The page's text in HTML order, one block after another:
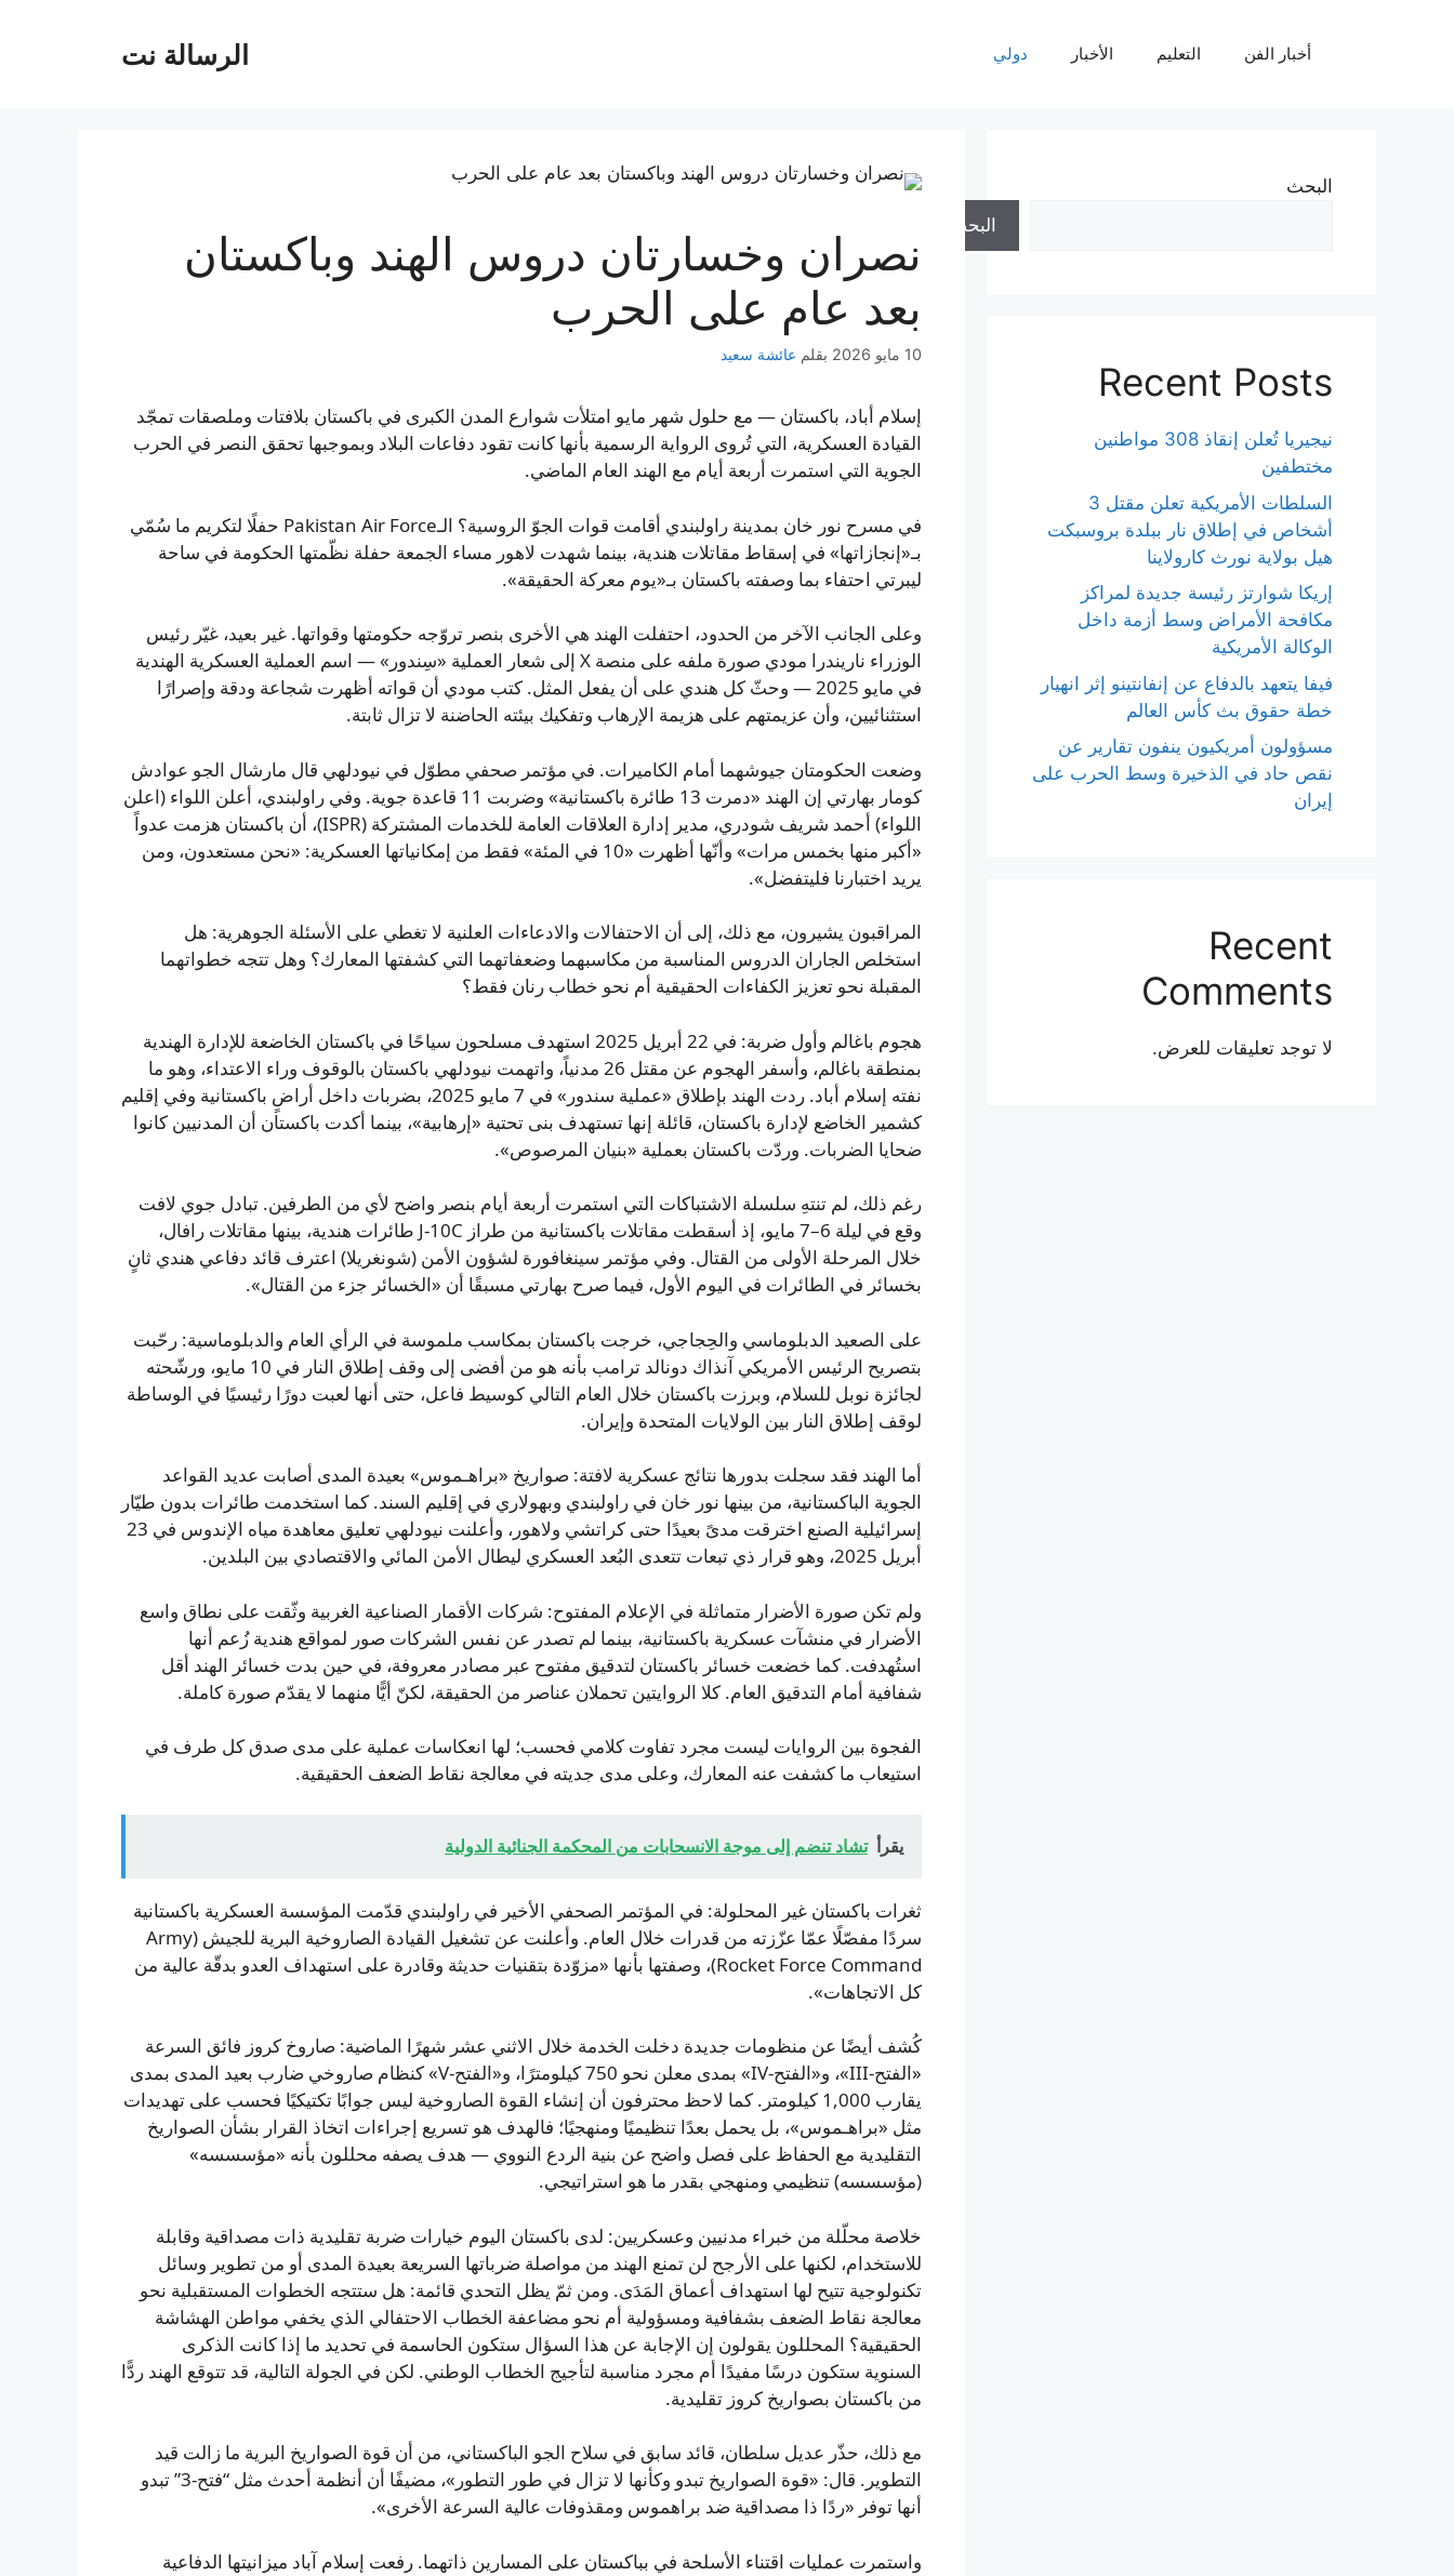
الرسالة نت أخبار الفن التعليم الأخبار دولي
نصران وخسارتان دروس الهند وباكستان
بعد عام على الحرب
10 مايو 2026 بقلم عائشة سعيد
إسلام أباد، باكستان — مع حلول شهر مايو امتلأت شوارع المدن الكبرى في باكستان بلافتات وملصقات تمجّد
القيادة العسكرية، التي تُروى الرواية الرسمية بأنها كانت تقود دفاعات البلاد وبموجبها تحقق النصر في الحرب
الجوية التي استمرت أربعة أيام مع الهند العام الماضي.
في مسرح نور خان بمدينة راولبندي أقامت قوات الجوّ الروسية؟ الـPakistan Air Force حفلًا لتكريم ما سُمّي
بـ«إنجازاتها» في إسقاط مقاتلات هندية، بينما شهدت لاهور مساء الجمعة حفلة نظّمتها الحكومة في ساحة
ليبرتي احتفاء بما وصفته باكستان بـ«يوم معركة الحقيقة».
وعلى الجانب الآخر من الحدود، احتفلت الهند هي الأخرى بنصر تروّجه حكومتها وقواتها. غير بعيد، غيّر رئيس
الوزراء ناريندرا مودي صورة ملفه على منصة X إلى شعار العملية «سِندور» — اسم العملية العسكرية الهندية
في مايو 2025 — وحثّ كل هندي على أن يفعل المثل. كتب مودي أن قواته أظهرت شجاعة ودقة وإصرارًا
استثنائيين، وأن عزيمتهم على هزيمة الإرهاب وتفكيك بيئته الحاضنة لا تزال ثابتة.
وضعت الحكومتان جيوشهما أمام الكاميرات. في مؤتمر صحفي مطوّل في نيودلهي قال مارشال الجو عوادش
كومار بهارتي إن الهند «دمرت 13 طائرة باكستانية» وضربت 11 قاعدة جوية. وفي راولبندي، أعلن اللواء (اعلن
اللواء) أحمد شريف شودري، مدير إدارة العلاقات العامة للخدمات المشتركة (ISPR)، أن باكستان هزمت عدواً
«أكبر منها بخمس مرات» وأنّها أظهرت «10 في المئة» فقط من إمكانياتها العسكرية: «نحن مستعدون، ومن
يريد اختبارنا فليتفضل».
المراقبون يشيرون، مع ذلك، إلى أن الاحتفالات والادعاءات العلنية لا تغطي على الأسئلة الجوهرية: هل
استخلص الجاران الدروس المناسبة من مكاسبهما وضعفاتهما التي كشفتها المعارك؟ وهل تتجه خطواتهما
المقبلة نحو تعزيز الكفاءات الحقيقية أم نحو خطاب رنان فقط؟
هجوم باغالم وأول ضربة: في 22 أبريل 2025 استهدف مسلحون سياحًا في باكستان الخاضعة للإدارة الهندية
بمنطقة باغالم، وأسفر الهجوم عن مقتل 26 مدنياً، واتهمت نيودلهي باكستان بالوقوف وراء الاعتداء، وهو ما
نفته إسلام أباد. ردت الهند بإطلاق «عملية سندور» في 7 مايو 2025، بضربات داخل أراضٍ باكستانية وفي إقليم
كشمير الخاضع لإدارة باكستان، قائلة إنها تستهدف بنى تحتية «إرهابية»، بينما أكدت باكستان أن المدنيين كانوا
ضحايا الضربات. وردّت باكستان بعملية «بنيان المرصوص».
رغم ذلك، لم تنتهِ سلسلة الاشتباكات التي استمرت أربعة أيام بنصر واضح لأي من الطرفين. تبادل جوي لافت
وقع في ليلة 6–7 مايو، إذ أسقطت مقاتلات باكستانية من طراز J-10C طائرات هندية، بينها مقاتلات رافال،
خلال المرحلة الأولى من القتال. وفي مؤتمر سينغافورة لشؤون الأمن (شونغريلا) اعترف قائد دفاعي هندي ثانٍ
بخسائر في الطائرات في اليوم الأول، فيما صرح بهارتي مسبقًا أن «الخسائر جزء من القتال».
على الصعيد الدبلوماسي والحِجاجي، خرجت باكستان بمكاسب ملموسة في الرأي العام والدبلوماسية: رحّبت
بتصريح الرئيس الأمريكي آنذاك دونالد ترامب بأنه هو من أفضى إلى وقف إطلاق النار في 10 مايو، ورشّحته
لجائزة نوبل للسلام، وبرزت باكستان خلال العام التالي كوسيط فاعل، حتى أنها لعبت دورًا رئيسيًا في الوساطة
لوقف إطلاق النار بين الولايات المتحدة وإيران.
أما الهند فقد سجلت بدورها نتائج عسكرية لافتة: صواريخ «براهـموس» بعيدة المدى أصابت عديد القواعد
الجوية الباكستانية، من بينها نور خان في راولبندي وبهولاري في إقليم السند. كما استخدمت طائرات بدون طيّار
إسرائيلية الصنع اخترقت مدىً بعيدًا حتى كراتشي ولاهور، وأعلنت نيودلهي تعليق معاهدة مياه الإندوس في 23
أبريل 2025، وهو قرار ذي تبعات تتعدى البُعد العسكري ليطال الأمن المائي والاقتصادي بين البلدين.
ولم تكن صورة الأضرار متماثلة في الإعلام المفتوح: شركات الأقمار الصناعية الغربية وثّقت على نطاق واسع
الأضرار في منشآت عسكرية باكستانية، بينما لم تصدر عن نفس الشركات صور لمواقع هندية زُعم أنها
استُهدفت. كما خضعت خسائر باكستان لتدقيق مفتوح عبر مصادر معروفة، في حين بدت خسائر الهند أقل
شفافية أمام التدقيق العام. كلا الروايتين تحملان عناصر من الحقيقة، لكنّ أيًّا منهما لا يقدّم صورة كاملة.
الفجوة بين الروايات ليست مجرد تفاوت كلامي فحسب؛ لها انعكاسات عملية على مدى صدق كل طرف في
استيعاب ما كشفت عنه المعارك، وعلى مدى جديته في معالجة نقاط الضعف الحقيقية.
يقرأ تشاد تنضم إلى موجة الانسحابات من المحكمة الجنائية الدولية
ثغرات باكستان غير المحلولة: في المؤتمر الصحفي الأخير في راولبندي قدّمت المؤسسة العسكرية باكستانية
سردًا مفصّلًا عمّا عزّزته من قدرات خلال العام. وأعلنت عن تشغيل القيادة الصاروخية البرية للجيش (Army
Rocket Force Command)، وصفتها بأنها «مزوّدة بتقنيات حديثة وقادرة على استهداف العدو بدقّة عالية من
كل الاتجاهات».
كُشف أيضًا عن منظومات جديدة دخلت الخدمة خلال الاثني عشر شهرًا الماضية: صاروخ كروز فائق السرعة
«الفتح-III»، و«الفتح-IV» بمدى معلن نحو 750 كيلومترًا، و«الفتح-V» كنظام صاروخي ضارب بعيد المدى بمدى
يقارب 1,000 كيلومتر. كما لاحظ محترفون أن إنشاء القوة الصاروخية ليس جوابًا تكتيكيًا فحسب على تهديدات
مثل «براهـموس»، بل يحمل بعدًا تنظيميًا ومنهجيًا؛ فالهدف هو تسريع إجراءات اتخاذ القرار بشأن الصواريخ
التقليدية مع الحفاظ على فصل واضح عن بنية الردع النووي — هدف يصفه محللون بأنه «مؤسسسه»
(مؤسسسه) تنظيمي ومنهجي بقدر ما هو استراتيجي.
خلاصة محلّلة من خبراء مدنيين وعسكريين: لدى باكستان اليوم خيارات ضربة تقليدية ذات مصداقية وقابلة
للاستخدام، لكنها على الأرجح لن تمنع الهند من مواصلة ضرباتها السريعة بعيدة المدى أو من تطوير وسائل
تكنولوجية تتيح لها استهداف أعماق المَدَى. ومن ثمّ يظل التحدي قائمة: هل ستتجه الخطوات المستقبلية نحو
معالجة نقاط الضعف بشفافية ومسؤولية أم نحو مضاعفة الخطاب الاحتفالي الذي يخفي مواطن الهشاشة
الحقيقية؟ المحللون يقولون إن الإجابة عن هذا السؤال ستكون الحاسمة في تحديد ما إذا كانت الذكرى
السنوية ستكون درسًا مفيدًا أم مجرد مناسبة لتأجيج الخطاب الوطني. لكن في الجولة التالية، قد تتوقع الهند ردًّا
من باكستان بصواريخ كروز تقليدية.
مع ذلك، حذّر عديل سلطان، قائد سابق في سلاح الجو الباكستاني، من أن قوة الصواريخ البرية ما زالت قيد
التطوير. قال: «قوة الصواريخ تبدو وكأنها لا تزال في طور التطور»، مضيفًا أن أنظمة أحدث مثل “فتح-3” تبدو
أنها توفر «ردًا ذا مصداقية ضد براهموس ومقذوفات عالية السرعة الأخرى».
واستمرت عمليات اقتناء الأسلحة في بباكستان على المسارين ذاتهما. رفعت إسلام آباد ميزانيتها الدفاعية
البحث
البحث
Recent Posts
نيجيريا تُعلن إنقاذ 308 مواطنين
مختطفين
السلطات الأمريكية تعلن مقتل 3
أشخاص في إطلاق نار ببلدة بروسبكت
هيل بولاية نورث كارولاينا
إريكا شوارتز رئيسة جديدة لمراكز
مكافحة الأمراض وسط أزمة داخل
الوكالة الأمريكية
فيفا يتعهد بالدفاع عن إنفانتينو إثر انهيار
خطة حقوق بث كأس العالم
مسؤولون أمريكيون ينفون تقارير عن
نقص حاد في الذخيرة وسط الحرب على
إيران
Recent
Comments
لا توجد تعليقات للعرض.